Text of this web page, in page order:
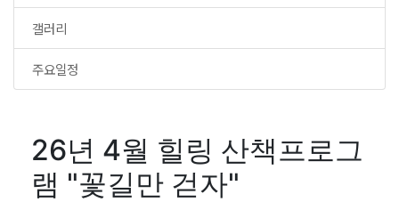
갤러리
주요일정
26년 4월 힐링 산책프로그
램 "꽃길만 걷자"